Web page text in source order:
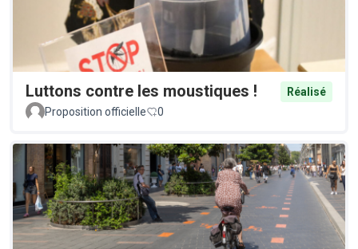
Luttons contre les moustiques !
Réalisé
Proposition officielle
0